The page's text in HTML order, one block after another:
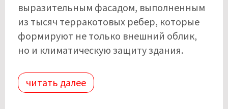
выразительным фасадом, выполненным
из тысяч терракотовых ребер, которые
формируют не только внешний облик,
но и климатическую защиту здания.
читать далее